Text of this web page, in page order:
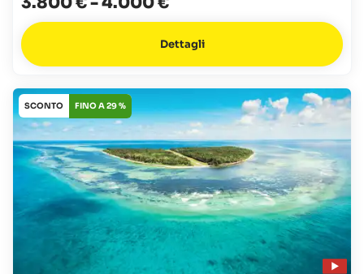
Dettagli
SCONTO FINO A 29 %